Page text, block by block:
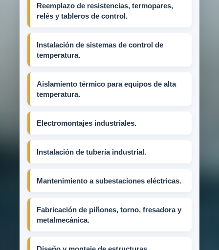
Reemplazo de resistencias, termopares,
relés y tableros de control.
Instalación de sistemas de control de
temperatura.
Aislamiento térmico para equipos de alta
temperatura.
Electromontajes industriales.
Instalación de tubería industrial.
Mantenimiento a subestaciones eléctricas.
Fabricación de piñones, torno, fresadora y
metalmecánica.